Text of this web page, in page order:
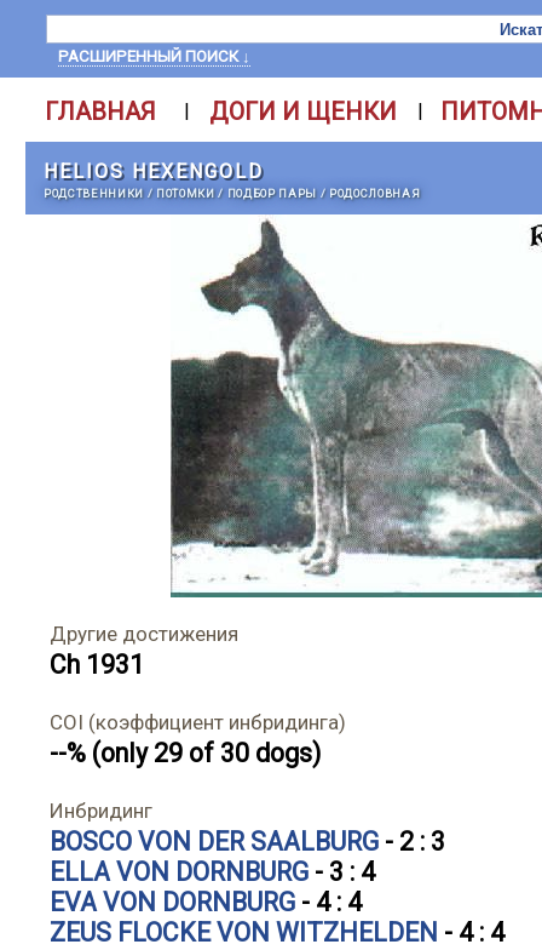
РАСШИРЕННЫЙ ПОИСК ↓
ГЛАВНАЯ | ДОГИ И ЩЕНКИ |
HELIOS HEXENGOLD
РОДСТВЕННИКИ / ПОТОМКИ/ ПОДБОР ПАРЫ / РОДОСЛОВНАЯ
Другие достижения
Ch 1931
COI (коэффициент инбридинга)
--% (only 29 of 30 dogs)
Инбридинг
BOSCO VON DER SAALBURG - 2 : 3
ELLA VON DORNBURG - 3 : 4
EVA VON DORNBURG - 4 : 4
ZEUS FLOCKE VON WITZHELDEN - 4 : 4